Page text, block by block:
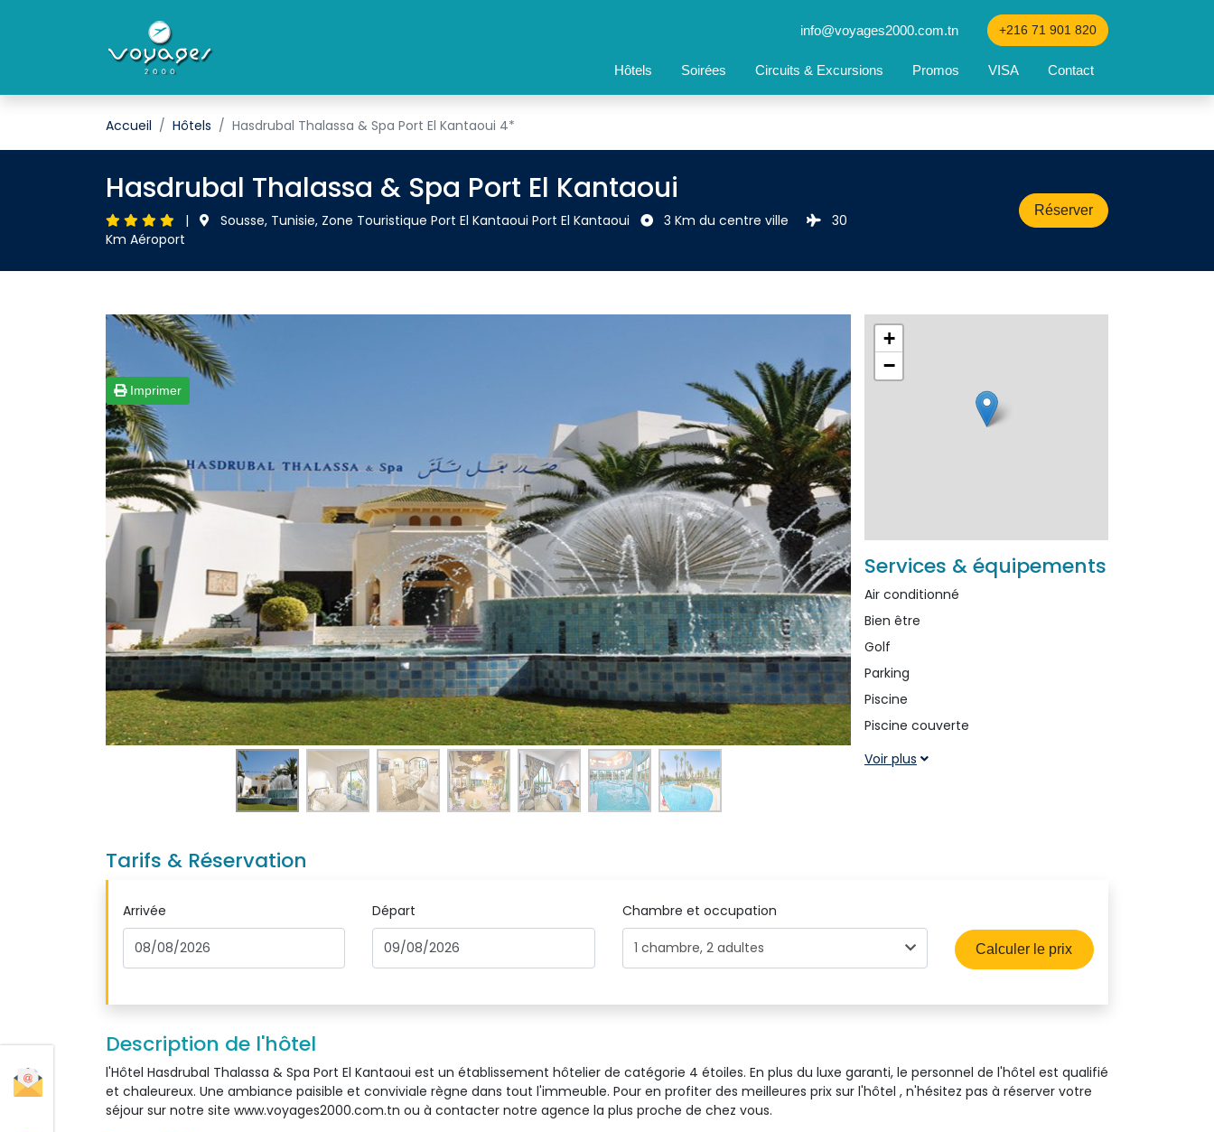
info@voyages2000.com.tn +216 71 901 820
Hôtels Soirées Circuits & Excursions Promos VISA Contact
Accueil Hôtels Hasdrubal Thalassa & Spa Port El Kantaoui 4*
Hasdrubal Thalassa & Spa Port El Kantaoui
| Sousse, Tunisie, Zone Touristique Port El Kantaoui Port El Kantaoui 3 Km du centre ville
30
Km Aéroport
Réserver
Imprimer
+
−
Services & équipements
Air conditionné
Bien être
Golf
Parking
Piscine
Piscine couverte
Voir plus
Tarifs & Réservation
Arrivée Départ Chambre et occupation
1 chambre, 2 adultes Calculer le prix
Description de l'hôtel
l'Hôtel Hasdrubal Thalassa & Spa Port El Kantaoui est un établissement hôtelier de catégorie 4 étoiles. En plus du luxe garanti, le personnel de l'hôtel est qualifié
et chaleureux. Une ambiance paisible et conviviale règne dans tout l'immeuble. Pour en profiter des meilleures prix sur l'hôtel , n'hésitez pas à réserver votre
séjour sur notre site www.voyages2000.com.tn ou à contacter notre agence la plus proche de chez vous.